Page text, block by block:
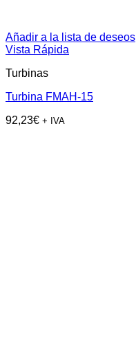
Añadir a la lista de deseos
Vista Rápida
Turbinas
Turbina FMAH-15
92,23€ + IVA